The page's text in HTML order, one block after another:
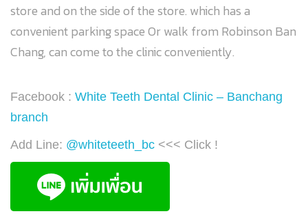
store and on the side of the store. which has a
convenient parking space Or walk from Robinson Ban
Chang, can come to the clinic conveniently.
Facebook : White Teeth Dental Clinic – Banchang
branch
Add Line: @whiteteeth_bc <<< Click !